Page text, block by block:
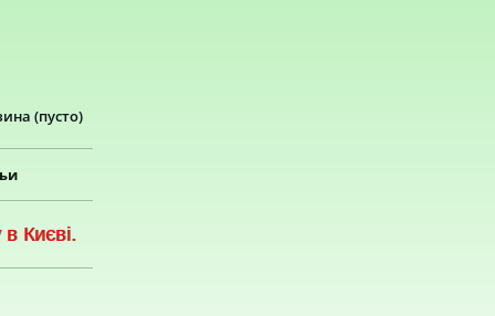
(пусто)
Києві.